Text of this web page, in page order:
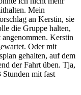
Mein
an Kerstin, sie
die Gruppe halten,
Kerstin
Oder mit
gehalten, auf dem
der Fahrt üben. Tja,
mit fast